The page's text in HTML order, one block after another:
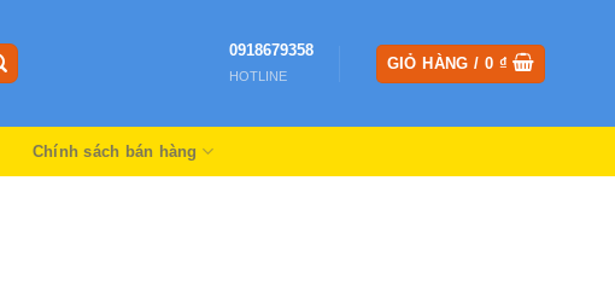
0918679358
HOTLINE
GIỎ HÀNG / 0 ₫
Chính sách bán hàng